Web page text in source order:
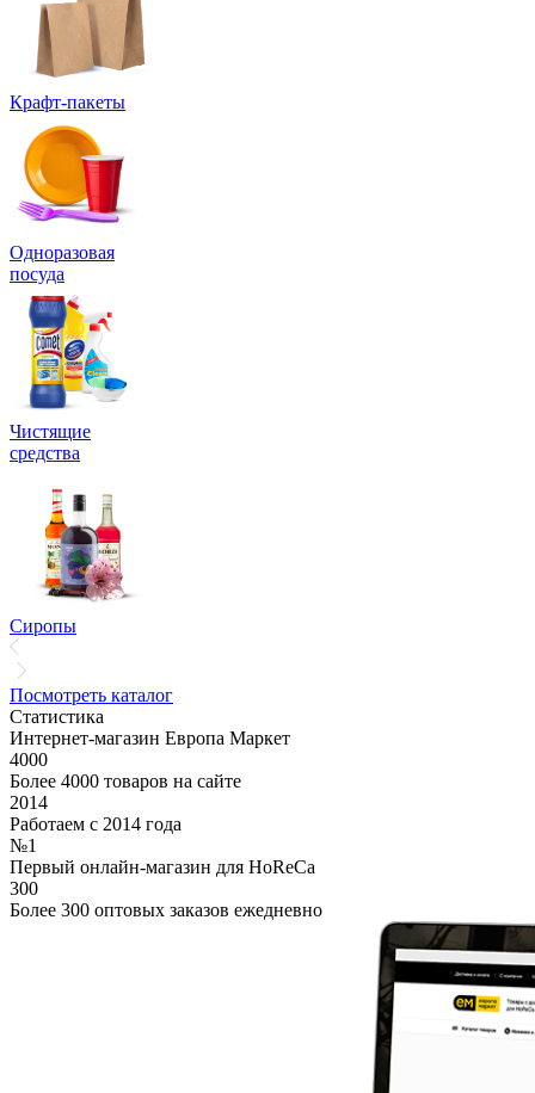
Крафт-пакеты
Одноразовая
посуда
Чистящие
средства
Сиропы
Посмотреть каталог
Статистика
Интернет-магазин Европа Маркет
4000
Более 4000 товаров на сайте
2014
Работаем с 2014 года
№1
Первый онлайн-магазин для HoReCa
300
Более 300 оптовых заказов ежедневно